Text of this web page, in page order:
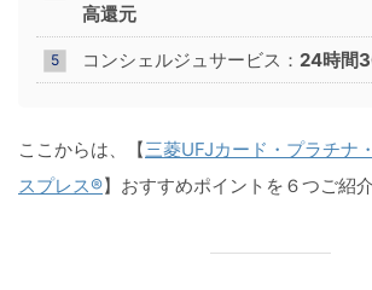
高還元
コンシェルジュサービス： 24時間
ここからは、【三菱UFJカード・プラチナ
スプレス®】おすすめポイントを６つご紹